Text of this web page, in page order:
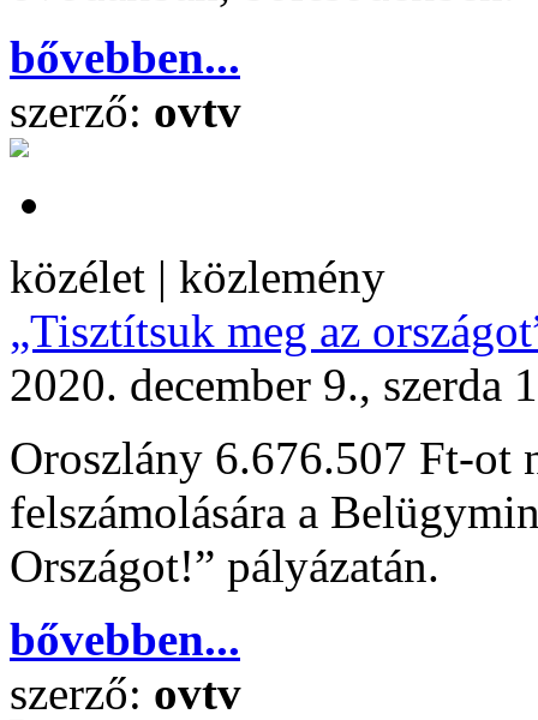
bővebben...
szerző: ovtv
közélet | közlemény
„Tisztítsuk meg az
2020. december 9., szerda
Oroszlány 6.676.507 Ft-
felszámolására a
Országot!” pályázatán.
bővebben...
szerző: ovtv